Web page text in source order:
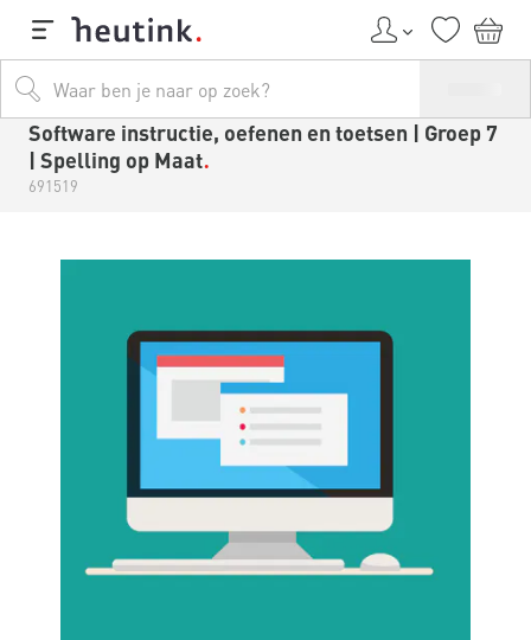
Software instructie, oefenen en toetsen | Groep 7
| Spelling op Maat
691519